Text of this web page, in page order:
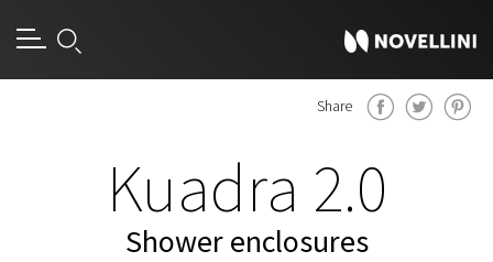
Share
Kuadra 2.0
Shower enclosures